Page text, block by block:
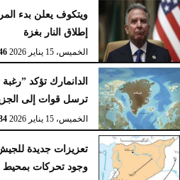
ويتكوف يعلن بدء
إطلاق النار بغزة
الخميس، 15 يناير 2026
الدانمارك تؤكد
ترسل قوات إلى
الخميس، 15 يناير 2026
تعزيزات جديدة
وجود تحركات